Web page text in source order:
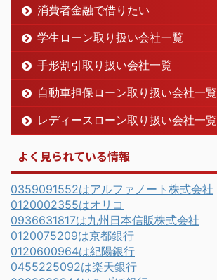
消費者金融で借りたい
学生ローン取り扱い会社一覧
手形割引取り扱い会社一覧
自動車担保ローン取り扱い会社一覧
レディースローン取り扱い会社一覧
よく見られている情報
0359091552はアルファノート株式会社
0120002355はオリコ
0936631817は九州日本信販株式会社
0120075209は京都銀行
0120600964は紀陽銀行
0455225092は楽天銀行